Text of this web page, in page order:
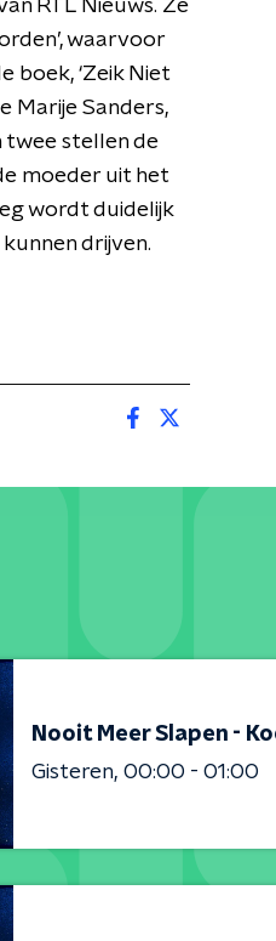
RTL Nieuws. Ze
waarvoor
boek, ‘Zeik Niet
Marije Sanders,
twee stellen de
moeder uit het
wordt duidelijk
drijven.
Nooit Meer Slapen -
Gisteren 00:00 - 01:00